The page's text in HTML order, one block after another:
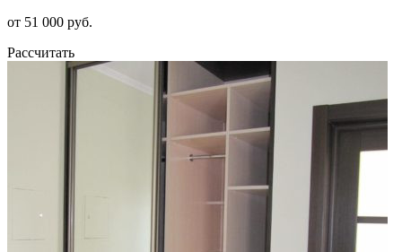
от 51 000 руб.
Рассчитать